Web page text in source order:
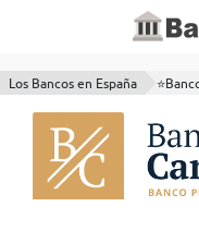
Los Bancos en España